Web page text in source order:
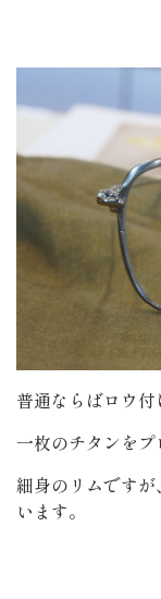
普通ならばロウ付
一枚のチタンをプ
細身のリムです
います。